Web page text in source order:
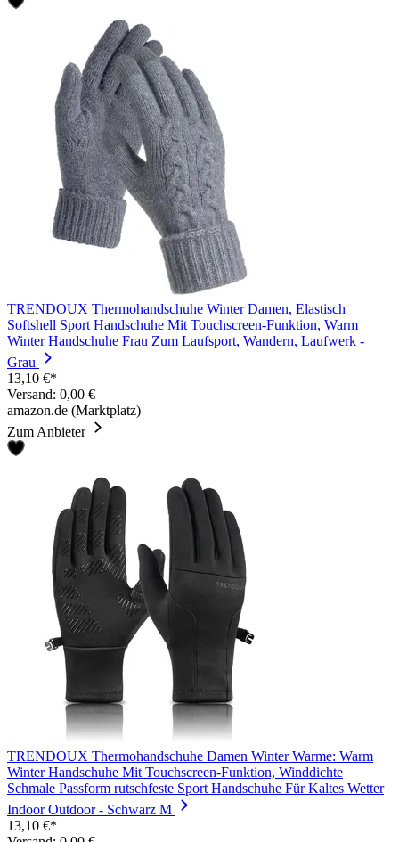
TRENDOUX Thermohandschuhe Winter Damen, Elastisch
Softshell Sport Handschuhe Mit Touchscreen-Funktion, Warm
Winter Handschuhe Frau Zum Laufsport, Wandern, Laufwerk -
Grau
13,10 €*
Versand: 0,00 €
amazon.de (Marktplatz)
Zum Anbieter
TRENDOUX Thermohandschuhe Damen Winter Warme: Warm
Winter Handschuhe Mit Touchscreen-Funktion, Winddichte
Schmale Passform rutschfeste Sport Handschuhe Für Kaltes Wetter
Indoor Outdoor - Schwarz M
13,10 €*